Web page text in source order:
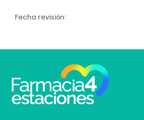
Fecha revisión: